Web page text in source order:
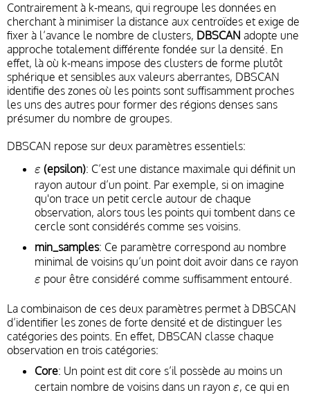
Contrairement à k-means, qui regroupe les données en
cherchant à minimiser la distance aux centroïdes et exige de
fixer à l’avance le nombre de clusters, DBSCAN adopte une
approche totalement différente fondée sur la densité. En
effet, là où k-means impose des clusters de forme plutôt
sphérique et sensibles aux valeurs aberrantes, DBSCAN
identifie des zones où les points sont suffisamment proches
les uns des autres pour former des régions denses sans
présumer du nombre de groupes.
DBSCAN repose sur deux paramètres essentiels:
ε
ε (epsilon): C’est une distance maximale qui définit un
rayon autour d’un point. Par exemple, si on imagine
qu'on trace un petit cercle autour de chaque
observation, alors tous les points qui tombent dans ce
cercle sont considérés comme ses voisins.
min_samples: Ce paramètre correspond au nombre
minimal de voisins qu’un point doit avoir dans ce rayon
ε pour être considéré comme suffisamment entouré.
La combinaison de ces deux paramètres permet à DBSCAN
d’identifier les zones de forte densité et de distinguer les
catégories des points. En effet, DBSCAN classe chaque
observation en trois catégories:
Core: Un point est dit core s’il possède au moins un
certain nombre de voisins dans un rayon ε
ε, ce qui en